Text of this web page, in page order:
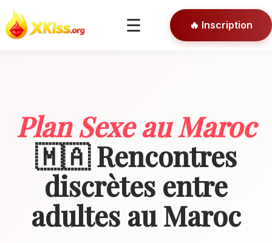
☰
🎯 Conseils
🔒 Connexion
🔥 Inscription
Plan Sexe au Maroc
🇲🇦 Rencontres
discrètes entre
adultes au Maroc